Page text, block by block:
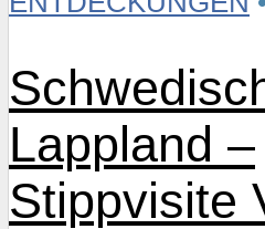
Lappland –
Stippvisite